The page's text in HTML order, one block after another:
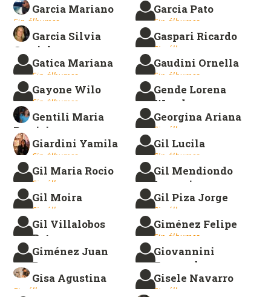
Sin álbumes.
Garcia Mariano
Sin álbumes.
Garcia Pato
Sin álbumes.
Garcia Silvia
Graciela
Sin álbumes.
Gaspari Ricardo
Sin álbumes.
Gatica Mariana
Sin álbumes.
Gaudini Ornella
Sin álbumes.
Gayone Wilo
Sin álbumes.
Gende Lorena
Wanda
Sin álbumes.
Gentili Maria
Patricia
Sin álbumes.
Georgina Ariana
Sin álbumes.
Giardini Yamila
Sin álbumes.
Gil Lucila
Sin álbumes.
Gil Maria Rocio
Sin álbumes.
Gil Mendiondo
Lucrecia
Sin álbumes.
Gil Moira
Sin álbumes.
Gil Piza Jorge
Sin álbumes.
Gil Villalobos
Pato
Sin álbumes.
Giménez Felipe
Sin álbumes.
Giménez Juan
Ramon
Sin álbumes.
Giovannini
Fernando
Sin álbumes.
Gisa Agustina
Sin álbumes.
Gisele Navarro
Sin álbumes.